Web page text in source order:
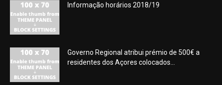
Informação horários 2018/19
Governo Regional atribui prémio de 500€ a
residentes dos Açores colocados...